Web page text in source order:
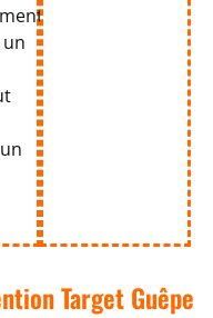
Target Guêpe